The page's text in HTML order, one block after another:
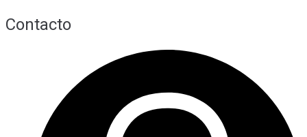
Contacto